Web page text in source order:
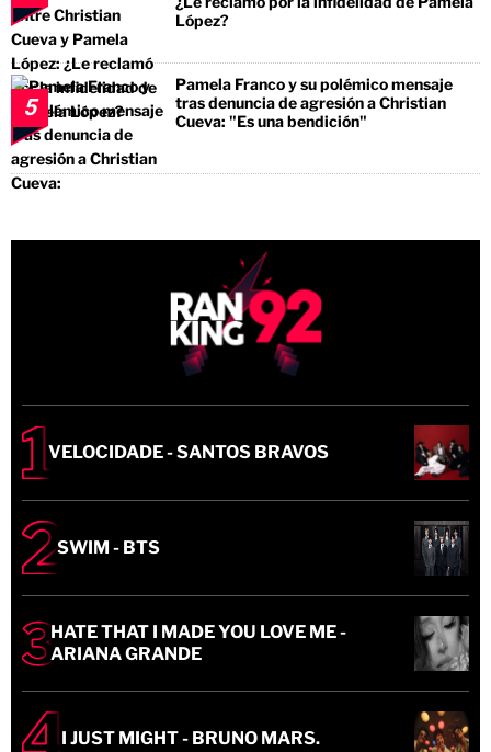
López?
5
Pamela Franco y su polémico mensaje
tras denuncia de agresión a Christian
Cueva: "Es una bendición"
VELOCIDADE - SANTOS BRAVOS
SWIM - BTS
HATE THAT I MADE YOU LOVE ME -
ARIANA GRANDE
I JUST MIGHT - BRUNO MARS.